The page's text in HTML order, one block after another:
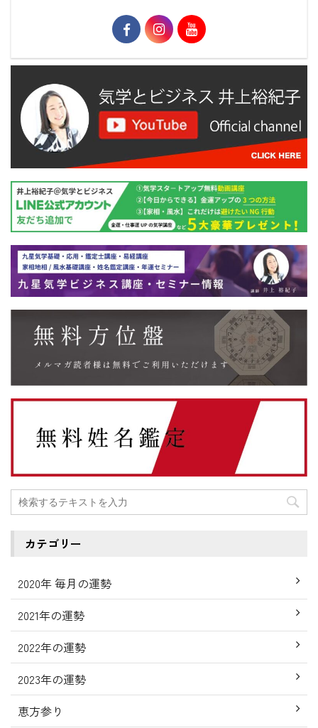
カテゴリー
2020年 毎月の運勢
2021年の運勢
2022年の運勢
2023年の運勢
恵方参り